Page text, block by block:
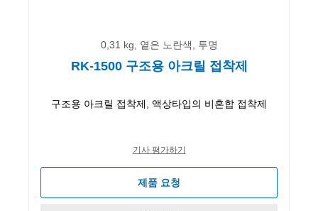
0,31 kg, 옅은 노란색, 투명
RK-1500 구조용 아크릴 접착제
구조용 아크릴 접착제, 액상타입의 비혼합 접착제
기사 평가하기
제품 요청